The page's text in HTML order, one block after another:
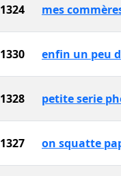
1324 mes
1330 enfin un peu
1328 petite serie
1327 on squatte